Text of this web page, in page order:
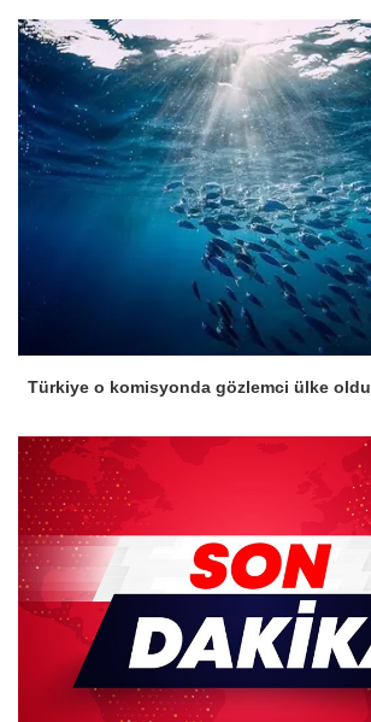
Türkiye o komisyonda gözlemci ülke oldu